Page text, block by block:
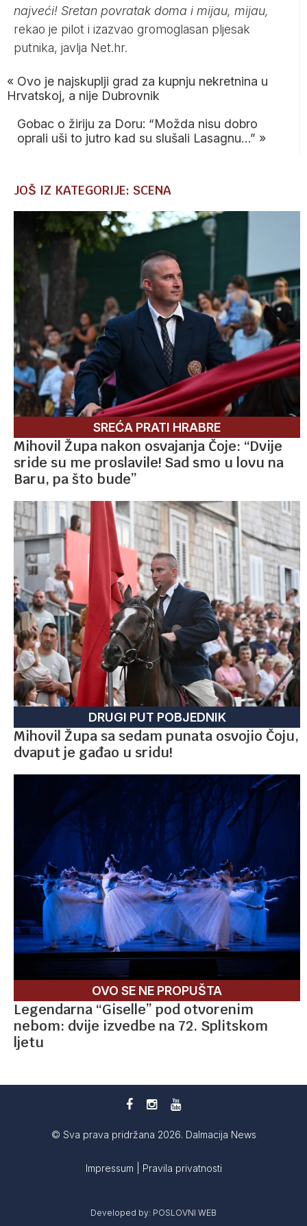
najveći! Sretan povratak doma i mijau, mijau,
rekao je pilot i izazvao gromoglasan pljesak
putnika, javlja Net.hr.
« Ovo je najskuplji grad za kupnju nekretnina u
Hrvatskoj, a nije Dubrovnik
Gobac o žiriju za Doru: “Možda nisu dobro
oprali uši to jutro kad su slušali Lasagnu…” »
JOŠ IZ KATEGORIJE: SCENA
SREĆA PRATI HRABRE
Mihovil Župa nakon osvajanja Čoje: “Dvije
sride su me proslavile! Sad smo u lovu na
Baru, pa što bude”
DRUGI PUT POBJEDNIK
Mihovil Župa sa sedam punata osvojio Čoju,
dvaput je gađao u sridu!
OVO SE NE PROPUŠTA
Legendarna “Giselle” pod otvorenim
nebom: dvije izvedbe na 72. Splitskom
ljetu
© Sva prava pridržana 2026. Dalmacija News
Impressum Pravila privatnosti
Developed by: POSLOVNI WEB